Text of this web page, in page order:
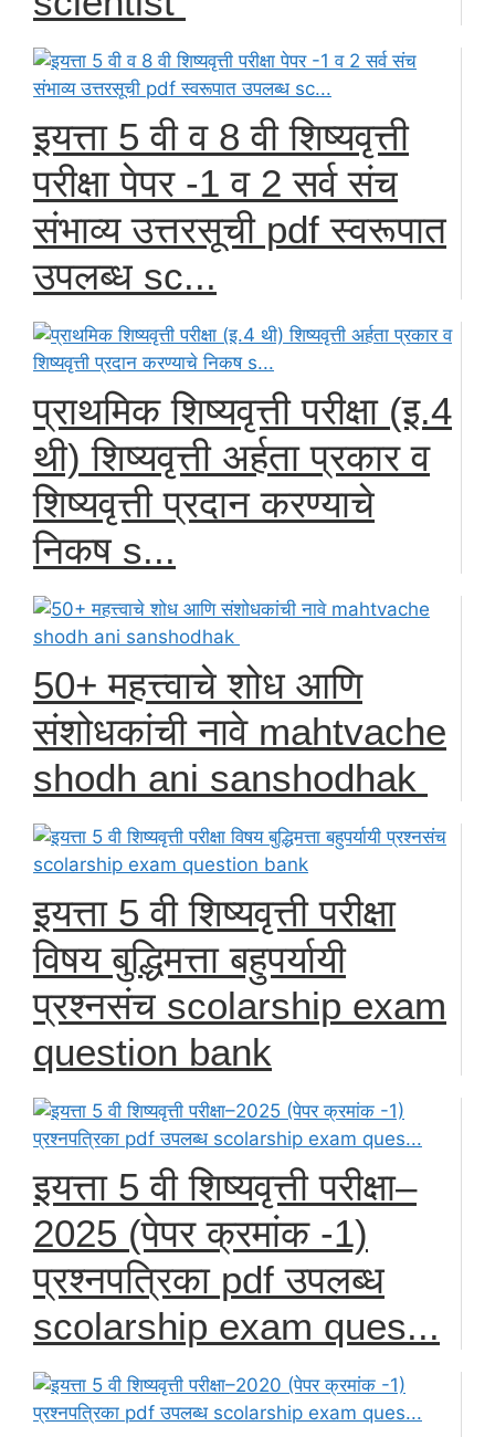
इयत्ता 5 वी व 8 वी शिष्यवृत्ती
परीक्षा पेपर -1 व 2 सर्व संच
संभाव्य उत्तरसूची pdf स्वरूपात
उपलब्ध sc...
प्राथमिक शिष्यवृत्ती परीक्षा (इ.4
थी) शिष्यवृत्ती अर्हता प्रकार व
शिष्यवृत्ती प्रदान करण्याचे
निकष s...
50+ महत्त्वाचे शोध आणि
संशोधकांची नावे mahtvache
shodh ani sanshodhak
इयत्ता 5 वी शिष्यवृत्ती परीक्षा
विषय बुद्धिमत्ता बहुपर्यायी
प्रश्नसंच scolarship exam
question bank
इयत्ता 5 वी शिष्यवृत्ती परीक्षा–
2025 (पेपर क्रमांक -1)
प्रश्नपत्रिका pdf उपलब्ध
scolarship exam ques...